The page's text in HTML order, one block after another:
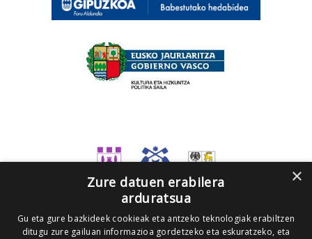
×
Zure datuen erabilera
arduratsua
Gu eta gure bazkideek cookieak eta antzeko teknologiak erabiltzen
ditugu zure gailuan informazioa gordetzeko eta eskuratzeko, eta